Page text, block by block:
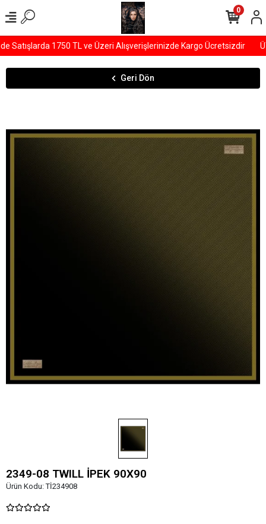
1750 TL ve Üzeri Alışverişlerinizde Kargo Ücretsizdir
0
Geri Dön
2349-08 TWILL İPEK 90X90
Ürün Kodu:Tİ234908